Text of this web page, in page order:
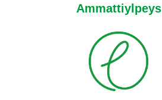
Ammattiylpeys